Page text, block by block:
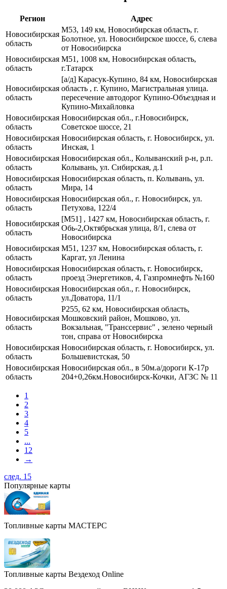
Регион
Адрес
Новосибирская
область
М53, 149 км, Новосибирская область, г.
Болотное, ул. Новосибирское шоссе, 6, слева
от Новосибирска
Новосибирская
область
М51, 1008 км, Новосибирская область,
г.Татарск
Новосибирская
область
[а/д] Карасук-Купино, 84 км, Новосибирская
область , г. Купино, Магистральная улица.
пересечение автодорог Купино-Объездная и
Купино-Михайловка
Новосибирская
область
Новосибирская обл., г.Новосибирск,
Советское шоссе, 21
Новосибирская
область
Новосибирская область, г. Новосибирск, ул.
Инская, 1
Новосибирская
область
Новосибирская обл., Колыванский р-н, р.п.
Колывань, ул. Сибирская, д.1
Новосибирская
область
Новосибирская область, п. Колывань, ул.
Мира, 14
Новосибирская
область
Новосибирская обл., г. Новосибирск, ул.
Петухова, 122/4
Новосибирская
область
[М51] , 1427 км, Новосибирская область, г.
Обь-2,Октябрьская улица, 8/1, слева от
Новосибирска
Новосибирская
область
М51, 1237 км, Новосибирская область, г.
Каргат, ул Ленина
Новосибирская
область
Новосибирская область, г. Новосибирск,
проезд Энергетиков, 4, Газпромнефть №160
Новосибирская
область
Новосибирская обл., г. Новосибирск,
ул.Доватора, 11/1
Новосибирская
область
Р255, 62 км, Новосибирская область,
Мошковский район, Мошково, ул.
Вокзальная, "Транссервис" , зелено черный
тон, справа от Новосибирска
Новосибирская
область
Новосибирская область, г. Новосибирск, ул.
Большевистская, 50
Новосибирская
область
Новосибирская обл., в 50м.а/дороги К-17р
204+0,26км.Новосибирск-Кочки, АГЗС № 11
1
2
3
4
5
...
12
→
след. 15
Популярные карты
Топливные карты МАСТЕРС
Топливные карты Вездеход Online